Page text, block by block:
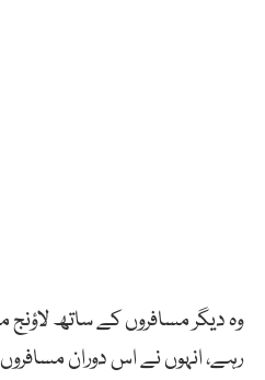
وہ دیگر مسافروں کے ساتھ لاؤنج
رہے، انہوں نے اس دوران